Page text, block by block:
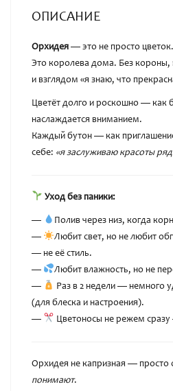
ОПИСАНИЕ
Орхидея — это не просто цветок.
Это королева дома. Без короны,
и взглядом «я знаю, что
Цветёт долго и роскошно — как
наслаждается вниманием.
Каждый бутон — как
себе: «я заслуживаю красоты
Уход без паники:
—
Полив через низ, когда
—
Любит свет, но не любит
— не её стиль.
—
Любит влажность, но не
—
Раз в 2 недели — немного
(для блеска и настроения).
—
Цветоносы не режем сразу
Орхидея не капризная — просто
понимают.